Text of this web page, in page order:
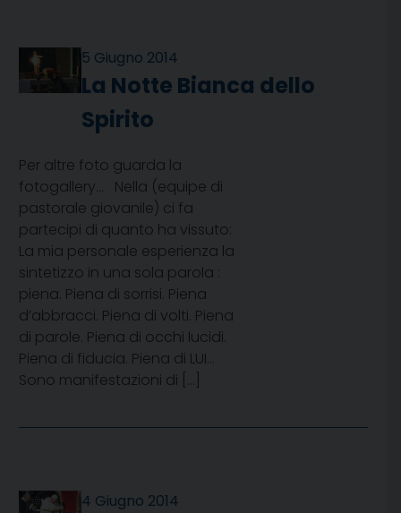
5 Giugno 2014
La Notte Bianca dello
Spirito
Per altre foto guarda la
fotogallery… Nella (equipe di
pastorale giovanile) ci fa
partecipi di quanto ha vissuto:
La mia personale esperienza la
sintetizzo in una sola parola :
piena. Piena di sorrisi. Piena
d’abbracci. Piena di volti. Piena
di parole. Piena di occhi lucidi.
Piena di fiducia. Piena di LUI…
Sono manifestazioni di […]
4 Giugno 2014